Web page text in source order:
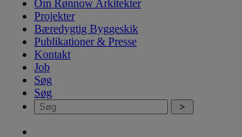
Om Rønnow Arkitekter
Projekter
Bæredygtig Byggeskik
Publikationer & Presse
Kontakt
Job
Søg
Søg